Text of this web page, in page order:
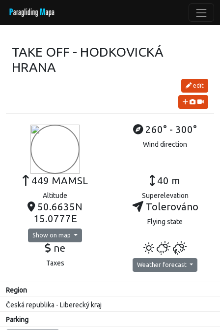
TAKE OFF - HODKOVICKÁ
HRANA
edit
260° - 300°
Wind direction
449 MAMSL
Altitude
40 m
Superelevation
50.6635N
15.0777E
Show on map
Tolerováno
Flying state
ne
Taxes Weather forecast
Region
Česká republika - Liberecký kraj
Parking